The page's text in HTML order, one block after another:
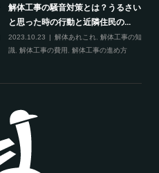
解体工事の騒音対策とは？うるさい
と思った時の行動と近隣住民の...
2023.10.23 解体あれこれ
解体工事の知
識
解体工事の費用 解体工事の進め方